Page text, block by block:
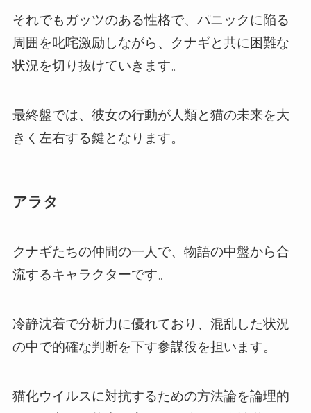
それでもガッツのある性格で、パニックに陥る
周囲を叱咤激励しながら、クナギと共に困難な
状況を切り抜けていきます。
最終盤では、彼女の行動が人類と猫の未来を大
きく左右する鍵となります。
アラタ
クナギたちの仲間の一人で、物語の中盤から合
流するキャラクターです。
冷静沈着で分析力に優れており、混乱した状況
の中で的確な判断を下す参謀役を担います。
猫化ウイルスに対抗するための方法論を論理的